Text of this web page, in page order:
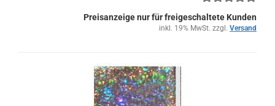
Preisanzeige nur für freigeschaltete Kunden
inkl. 19% MwSt. zzgl. Versand